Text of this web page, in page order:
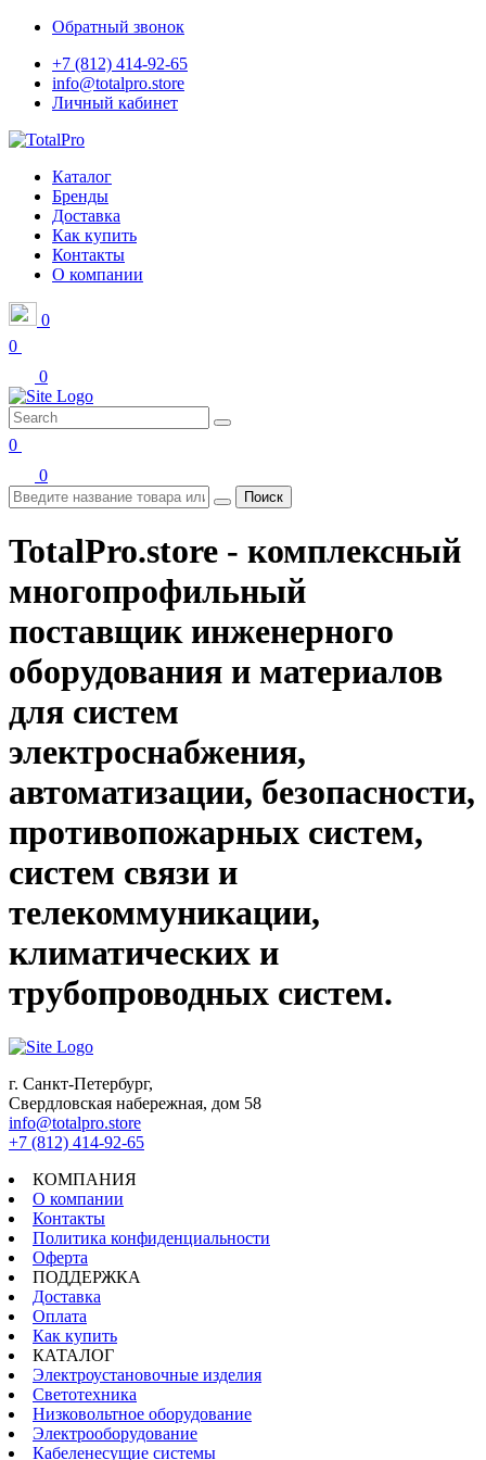
Обратный звонок
+7 (812) 414-92-65
info@totalpro.store
Личный кабинет
Каталог
Бренды
Доставка
Как купить
Контакты
О компании
0
0
0
0
0
Поиск
TotalPro.store - комплексный
многопрофильный
поставщик инженерного
оборудования и материалов
для систем
электроснабжения,
автоматизации, безопасности,
противопожарных систем,
систем связи и
телекоммуникации,
климатических и
трубопроводных систем.
г. Санкт-Петербург,
Свердловская набережная, дом 58
info@totalpro.store
+7 (812) 414-92-65
КОМПАНИЯ
О компании
Контакты
Политика конфиденциальности
Оферта
ПОДДЕРЖКА
Доставка
Оплата
Как купить
КАТАЛОГ
Электроустановочные изделия
Светотехника
Низковольтное оборудование
Электрооборудование
Кабеленесущие системы